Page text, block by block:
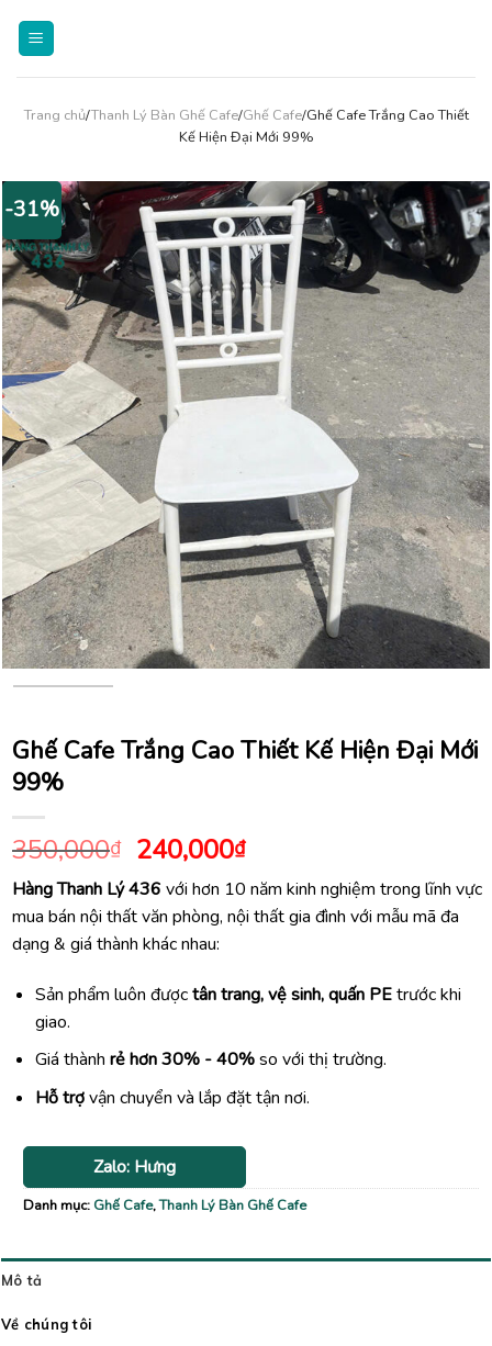
Trang chủ/Thanh Lý Bàn Ghế Cafe/Ghế Cafe/Ghế Cafe Trắng Cao Thiết
Kế Hiện Đại Mới 99%
-31%
Ghế Cafe Trắng Cao Thiết Kế Hiện Đại Mới
99%
350,000₫ Giá
gốc
là:
350,000₫.
240,000₫Giá
hiện
tại
là:
Hàng Thanh Lý 436 với hơn 10 năm kinh nghiệm trong lĩnh vực
mua bán nội thất văn phòng, nội thất gia đình với mẫu mã đa
dạng & giá thành khác nhau:
Sản phẩm luôn đượctân trang, vệ sinh, quấn PEtrước khi
giao.
Giá thành rẻ hơn 30% - 40%so với thị trường.
Hỗ trợvận chuyển và lắp đặt tận nơi.
Zalo: Hưng
Danh mục: Ghế Cafe,Thanh Lý Bàn Ghế Cafe
Mô tả
Về chúng tôi